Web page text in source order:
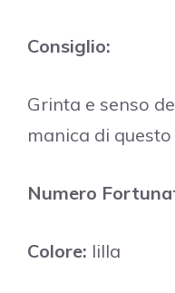
Consiglio:
Grinta e senso
manica di
Numero
Colore: lilla